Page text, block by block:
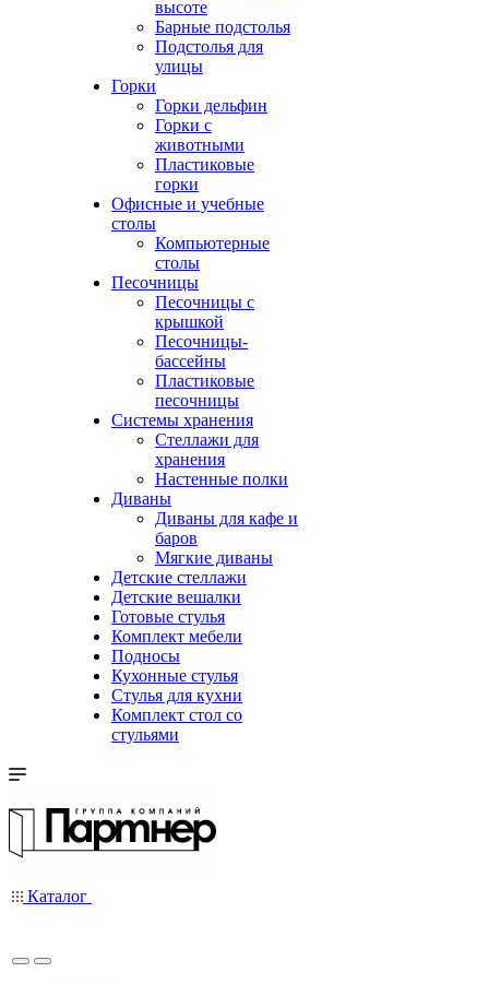
высоте
Барные подстолья
Подстолья для
улицы
Горки
Горки дельфин
Горки с
животными
Пластиковые
горки
Офисные и учебные
столы
Компьютерные
столы
Песочницы
Песочницы с
крышкой
Песочницы-
бассейны
Пластиковые
песочницы
Системы хранения
Стеллажи для
хранения
Настенные полки
Диваны
Диваны для кафе и
баров
Мягкие диваны
Детские стеллажи
Детские вешалки
Готовые стулья
Комплект мебели
Подносы
Кухонные стулья
Стулья для кухни
Комплект стол со
стульями
Каталог